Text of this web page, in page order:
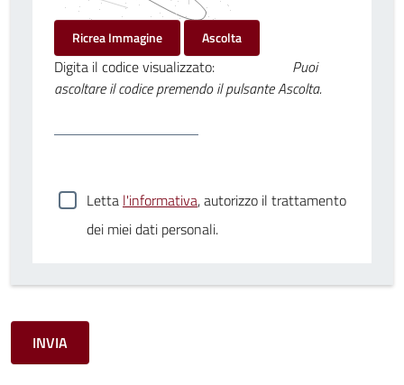
Ricrea Immagine Ascolta
Digita il codice visualizzato:
Puoi
ascoltare il codice premendo il pulsante Ascolta.
Letta l'informativa, autorizzo il trattamento
dei miei dati personali.